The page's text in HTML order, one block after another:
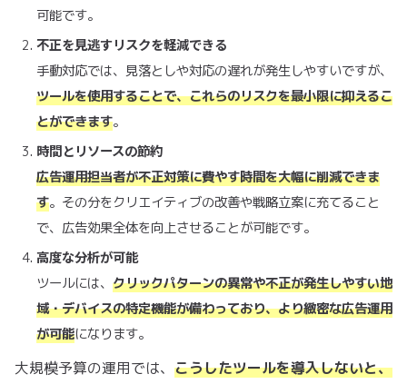
可能です。
不正を見逃すリスクを軽減できる
手動対応では、見落としや対応の遅れが発生しやすいですが、
ツールを使用することで、これらのリスクを最小限に抑えるこ
とができます。
時間とリソースの節約
広告運用担当者が不正対策に費やす時間を大幅に削減できま
す。その分をクリエイティブの改善や戦略立案に充てること
で、広告効果全体を向上させることが可能です。
高度な分析が可能
ツールには、 クリックパターンの異常や不正が発生しやすい地
域・デバイスの特定機能が備わっており、より緻密な広告運用
が可能になります。
大規模予算の運用では、 こうしたツールを導入しないと、